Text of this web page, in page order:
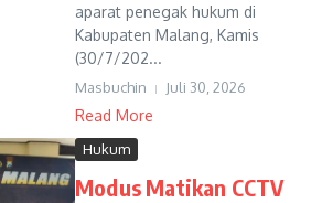
aparat penegak hukum di
Kabupaten Malang, Kamis
(30/7/202...
Masbuchin Juli 30, 2026
Read More
Hukum
Modus Matikan CCTV